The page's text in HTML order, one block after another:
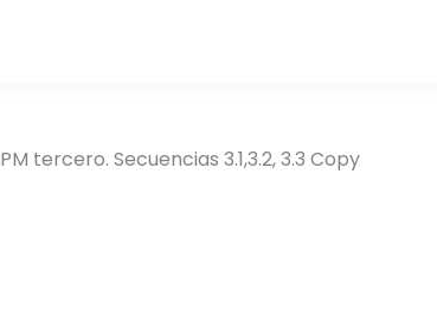
PM tercero. Secuencias 3.1,3.2, 3.3 Copy